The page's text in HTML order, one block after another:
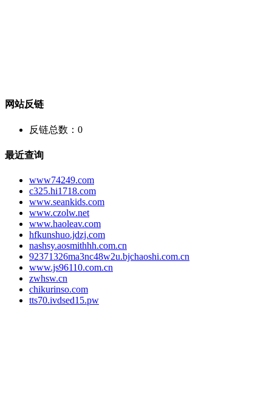
网站反链
反链总数： 0
最近查询
www74249.com
c325.hi1718.com
www.seankids.com
www.czolw.net
www.haoleav.com
hfkunshuo.jdzj.com
nashsy.aosmithhh.com.cn
92371326ma3nc48w2u.bjchaoshi.com.cn
www.js96110.com.cn
zwhsw.cn
chikurinso.com
tts70.ivdsed15.pw